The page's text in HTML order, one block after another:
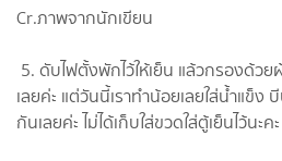
Cr.ภาพจากนักเขียน
5. ดับไฟตั้งพักไว้ให้เย็น แล้วกรองด้วย
เลยค่ะ แต่วันนี้เราทำน้อยเลยใส่น้ำแข็
กันเลยค่ะ ไม่ได้เก็บใส่ขวดใส่ตู้เย็นไว้นะ